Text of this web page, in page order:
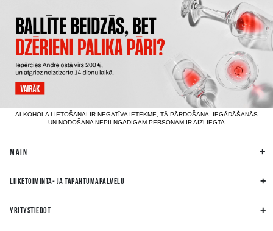
ALKOHOLA LIETOŠANAI IR NEGATĪVA IETEKME, TĀ PĀRDOŠANA, IEGĀDĀŠANĀS
UN NODOŠANA NEPILNGADĪGĀM PERSONĀM IR AIZLIEGTA
MAIN
LIIKETOIMINTA- JA TAPAHTUMAPALVELU
YRITYSTIEDOT